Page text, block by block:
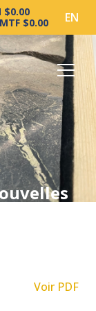
$0.00
$0.00 EN
Voir PDF